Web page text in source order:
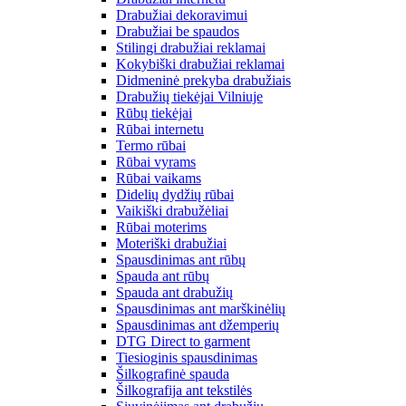
Drabužiai dekoravimui
Drabužiai be spaudos
Stilingi drabužiai reklamai
Kokybiški drabužiai reklamai
Didmeninė prekyba drabužiais
Drabužių tiekėjai Vilniuje
Rūbų tiekėjai
Rūbai internetu
Termo rūbai
Rūbai vyrams
Rūbai vaikams
Didelių dydžių rūbai
Vaikiški drabužėliai
Rūbai moterims
Moteriški drabužiai
Spausdinimas ant rūbų
Spauda ant rūbų
Spauda ant drabužių
Spausdinimas ant marškinėlių
Spausdinimas ant džemperių
DTG Direct to garment
Tiesioginis spausdinimas
Šilkografinė spauda
Šilkografija ant tekstilės